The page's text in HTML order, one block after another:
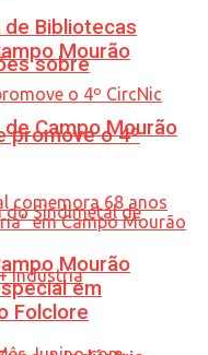
sobre
Campo Mourão
Bibliotecas
Mourão
promove o 4º
Mourão
em
Folclore